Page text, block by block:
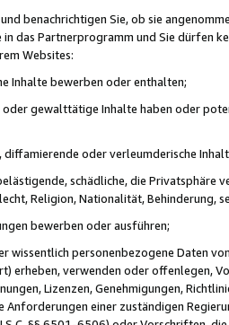
benachrichtigen Sie, ob sie
in das Partnerprogramm und Sie dürfen
Websites:
Inhalte bewerben oder enthalten;
gewalttätige Inhalte haben oder
diffamierende oder verleumderische
schädliche, die Privatsphäre
Religion, Nationalität, Behinderung,
bewerben oder ausführen;
wissentlich personenbezogene Daten
erheben, verwenden oder offenlegen,
Lizenzen, Genehmigungen,
Anforderungen einer zuständigen